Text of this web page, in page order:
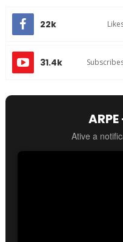
22k
31.4k
Ative a